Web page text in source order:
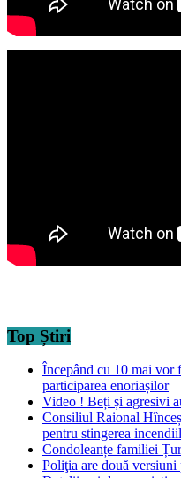
Top Știri
Începând cu 10 mai vor
participarea enoriașilor
Video ! Beți și agresivi
Consiliul Raional
pentru stingerea
Condoleanțe familiei
Poliţia are două